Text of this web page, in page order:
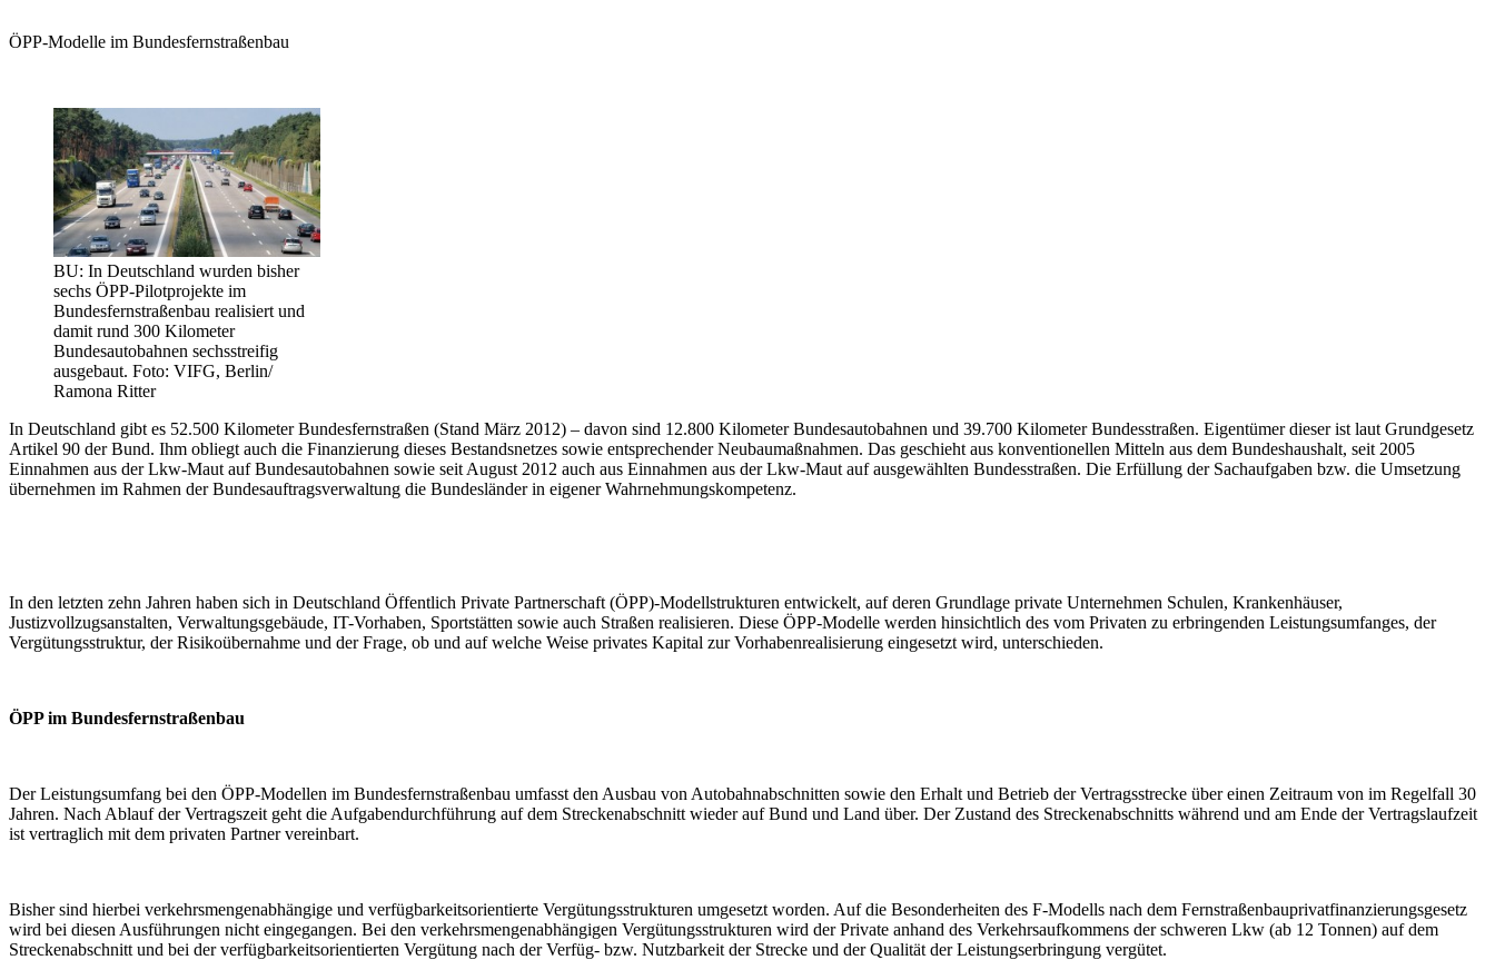
ÖPP-Modelle im Bundesfernstraßenbau
BU: In Deutschland wurden bisher
sechs ÖPP-Pilotprojekte im
Bundesfernstraßenbau realisiert und
damit rund 300 Kilometer
Bundesautobahnen sechsstreifig
ausgebaut. Foto: VIFG, Berlin/
Ramona Ritter
In Deutschland gibt es 52.500 Kilometer Bundesfernstraßen (Stand März 2012) – davon sind 12.800 Kilometer Bundesautobahnen und 39.700 Kilometer Bundesstraßen. Eigentümer dieser ist laut Grundgesetz
Artikel 90 der Bund. Ihm obliegt auch die Finanzierung dieses Bestandsnetzes sowie entsprechender Neubaumaßnahmen. Das geschieht aus konventionellen Mitteln aus dem Bundeshaushalt, seit 2005
Einnahmen aus der Lkw-Maut auf Bundesautobahnen sowie seit August 2012 auch aus Einnahmen aus der Lkw-Maut auf ausgewählten Bundesstraßen. Die Erfüllung der Sachaufgaben bzw. die Umsetzung
übernehmen im Rahmen der Bundesauftragsverwaltung die Bundesländer in eigener Wahrnehmungskompetenz.
In den letzten zehn Jahren haben sich in Deutschland Öffentlich Private Partnerschaft (ÖPP)-Modellstrukturen entwickelt, auf deren Grundlage private Unternehmen Schulen, Krankenhäuser,
Justizvollzugsanstalten, Verwaltungsgebäude, IT-Vorhaben, Sportstätten sowie auch Straßen realisieren. Diese ÖPP-Modelle werden hinsichtlich des vom Privaten zu erbringenden Leistungsumfanges, der
Vergütungsstruktur, der Risikoübernahme und der Frage, ob und auf welche Weise privates Kapital zur Vorhabenrealisierung eingesetzt wird, unterschieden.
ÖPP im Bundesfernstraßenbau
Der Leistungsumfang bei den ÖPP-Modellen im Bundesfernstraßenbau umfasst den Ausbau von Autobahnabschnitten sowie den Erhalt und Betrieb der Vertragsstrecke über einen Zeitraum von im Regelfall 30
Jahren. Nach Ablauf der Vertragszeit geht die Aufgabendurchführung auf dem Streckenabschnitt wieder auf Bund und Land über. Der Zustand des Streckenabschnitts während und am Ende der Vertragslaufzeit
ist vertraglich mit dem privaten Partner vereinbart.
Bisher sind hierbei verkehrsmengenabhängige und verfügbarkeitsorientierte Vergütungsstrukturen umgesetzt worden. Auf die Besonderheiten des F-Modells nach dem Fernstraßenbauprivatfinanzierungsgesetz
wird bei diesen Ausführungen nicht eingegangen. Bei den verkehrsmengenabhängigen Vergütungsstrukturen wird der Private anhand des Verkehrsaufkommens der schweren Lkw (ab 12 Tonnen) auf dem
Streckenabschnitt und bei der verfügbarkeitsorientierten Vergütung nach der Verfüg- bzw. Nutzbarkeit der Strecke und der Qualität der Leistungserbringung vergütet.